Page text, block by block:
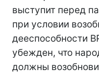
выступит перед
при условии
дееспособности
убежден, что
должны